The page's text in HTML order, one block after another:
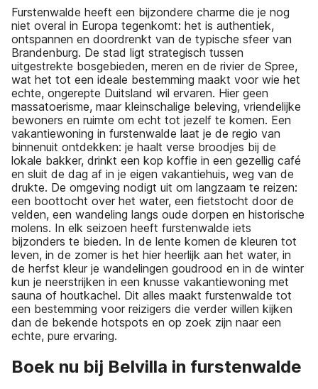
Furstenwalde heeft een bijzondere charme die je nog
niet overal in Europa tegenkomt: het is authentiek,
ontspannen en doordrenkt van de typische sfeer van
Brandenburg. De stad ligt strategisch tussen
uitgestrekte bosgebieden, meren en de rivier de Spree,
wat het tot een ideale bestemming maakt voor wie het
echte, ongerepte Duitsland wil ervaren. Hier geen
massatoerisme, maar kleinschalige beleving, vriendelijke
bewoners en ruimte om echt tot jezelf te komen. Een
vakantiewoning in furstenwalde laat je de regio van
binnenuit ontdekken: je haalt verse broodjes bij de
lokale bakker, drinkt een kop koffie in een gezellig café
en sluit de dag af in je eigen vakantiehuis, weg van de
drukte. De omgeving nodigt uit om langzaam te reizen:
een boottocht over het water, een fietstocht door de
velden, een wandeling langs oude dorpen en historische
molens. In elk seizoen heeft furstenwalde iets
bijzonders te bieden. In de lente komen de kleuren tot
leven, in de zomer is het hier heerlijk aan het water, in
de herfst kleur je wandelingen goudrood en in de winter
kun je neerstrijken in een knusse vakantiewoning met
sauna of houtkachel. Dit alles maakt furstenwalde tot
een bestemming voor reizigers die verder willen kijken
dan de bekende hotspots en op zoek zijn naar een
echte, pure ervaring.
Boek nu bij Belvilla in furstenwalde